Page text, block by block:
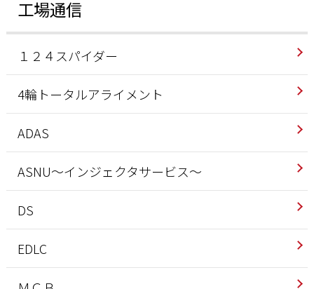
工場通信
１２４スパイダー
4輪トータルアライメント
ADAS
ASNU～インジェクタサービス～
DS
EDLC